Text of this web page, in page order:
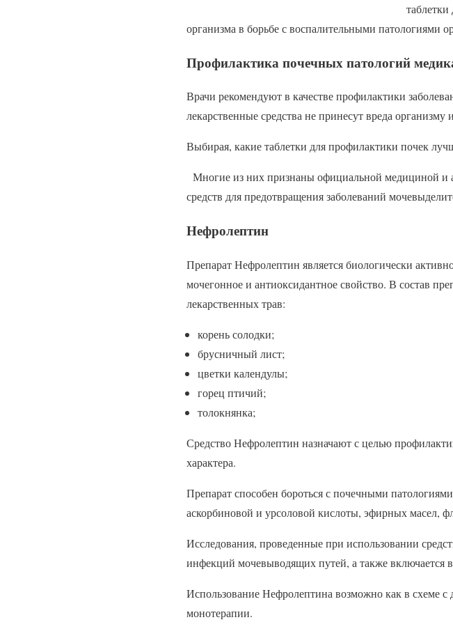
организма в борьбе с воспалительными патологиями
Профилактика почечных патологий
Врачи рекомендуют в качестве профилактики
лекарственные средства не принесут вреда
Выбирая, какие таблетки для профилактики почек
Многие из них признаны официальной медициной и
средств для предотвращения заболеваний
Нефролептин
Препарат Нефролептин является биологически
мочегонное и антиоксидантное свойство. В состав
лекарственных трав:
корень солодки;
брусничный лист;
цветки календулы;
горец птичий;
толокнянка;
Средство Нефролептин назначают с целью
характера.
Препарат способен бороться с почечными
аскорбиновой и урсоловой кислоты, эфирных масел,
Исследования, проведенные при использовании
инфекций мочевыводящих путей, а также включается
Использование Нефролептина возможно как в схеме
монотерапии.